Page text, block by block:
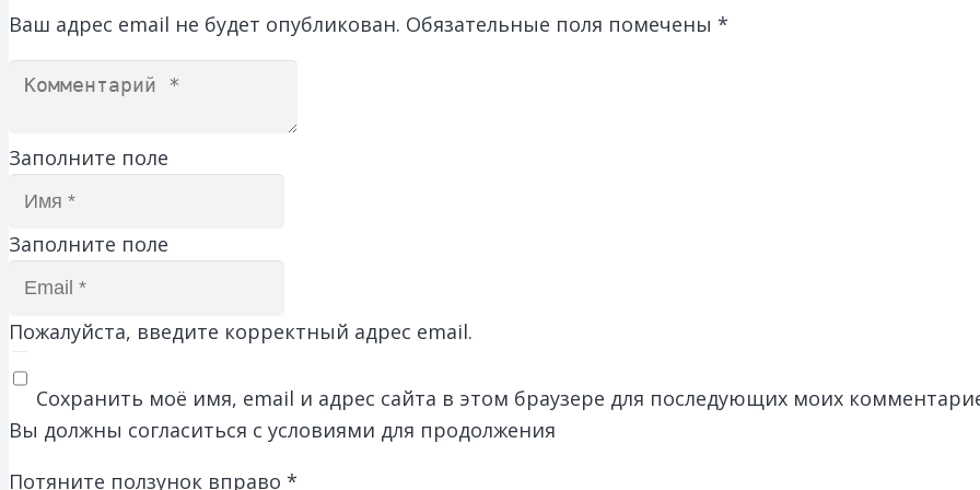
Ваш адрес email не будет опубликован. Обязательные поля помечены *
Заполните поле
Заполните поле
Пожалуйста, введите корректный адрес email.
Сохранить моё имя, email и адрес сайта в этом браузере для последующих моих
Вы должны согласиться с условиями для продолжения
Потяните ползунок вправо *